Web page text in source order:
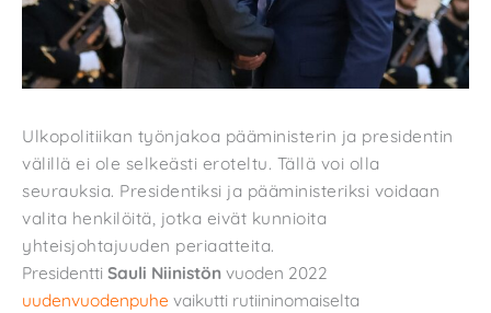
Ulkopolitiikan työnjakoa pääministerin ja presidentin
välillä ei ole selkeästi eroteltu. Tällä voi olla
seurauksia. Presidentiksi ja pääministeriksi voidaan
valita henkilöitä, jotka eivät kunnioita
yhteisjohtajuuden periaatteita.
Presidentti Sauli Niinistön vuoden 2022
uudenvuodenpuhe vaikutti rutiininomaiselta